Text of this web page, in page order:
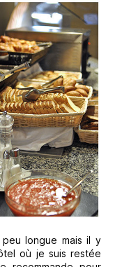
longue mais il y
où je suis restée